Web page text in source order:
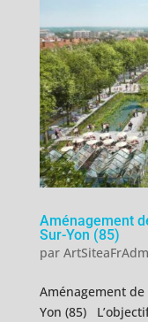
Aménagement
Sur-Yon (85)
par
Aménagement de
Yon (85)